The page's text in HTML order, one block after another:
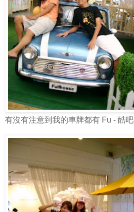
有沒有注意到我的車牌都有 Fu - 酷吧